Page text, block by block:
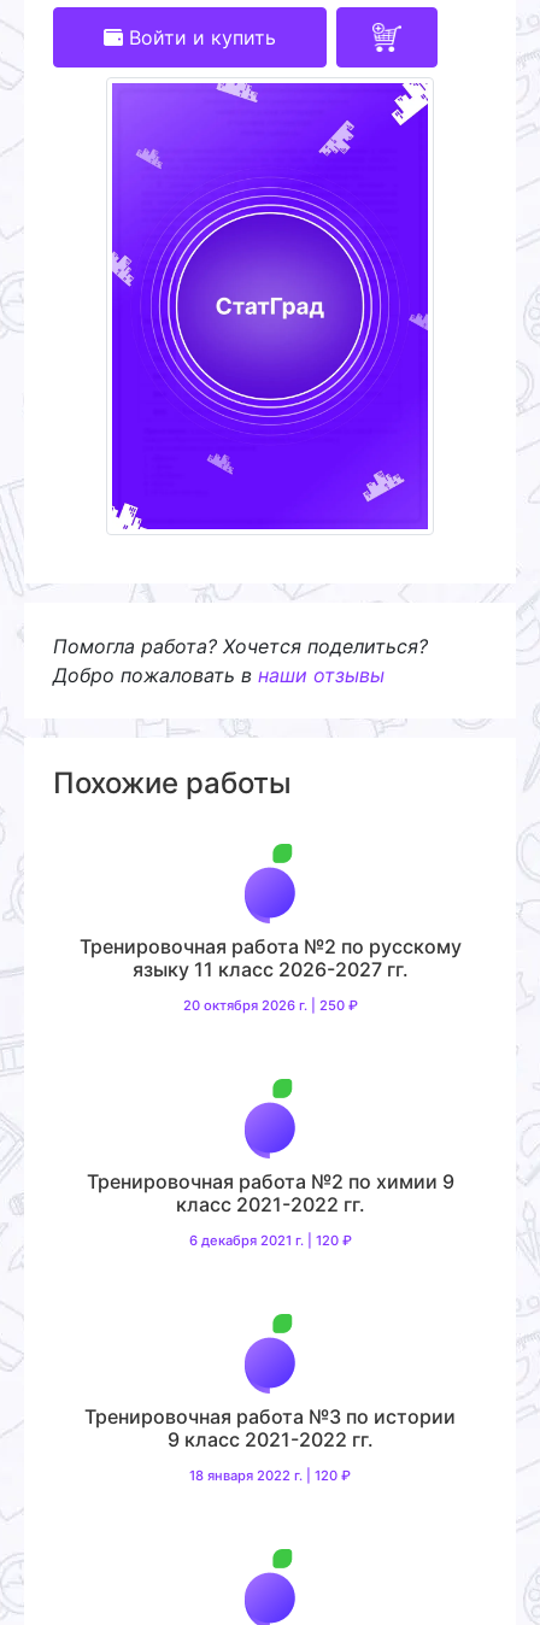
Войти и купить
Помогла работа? Хочется поделиться?
Добро пожаловать в наши отзывы
Похожие работы
Тренировочная работа №2 по русскому
языку 11 класс 2026-2027 гг.
20 октября 2026 г. | 250 ₽
Тренировочная работа №2 по химии 9
класс 2021-2022 гг.
6 декабря 2021 г. | 120 ₽
Тренировочная работа №3 по истории
9 класс 2021-2022 гг.
18 января 2022 г. | 120 ₽